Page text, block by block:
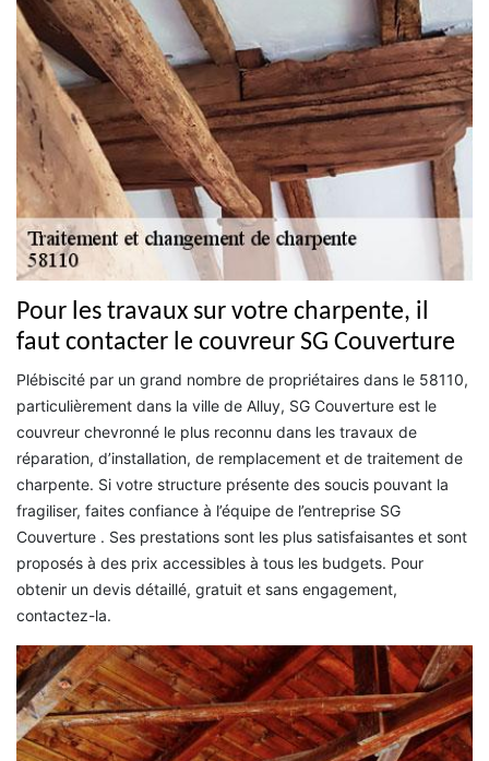
Pour les travaux sur votre charpente, il
faut contacter le couvreur SG Couverture
Plébiscité par un grand nombre de propriétaires dans le 58110,
particulièrement dans la ville de Alluy, SG Couverture est le
couvreur chevronné le plus reconnu dans les travaux de
réparation, d’installation, de remplacement et de traitement de
charpente. Si votre structure présente des soucis pouvant la
fragiliser, faites confiance à l’équipe de l’entreprise SG
Couverture . Ses prestations sont les plus satisfaisantes et sont
proposés à des prix accessibles à tous les budgets. Pour
obtenir un devis détaillé, gratuit et sans engagement,
contactez-la.